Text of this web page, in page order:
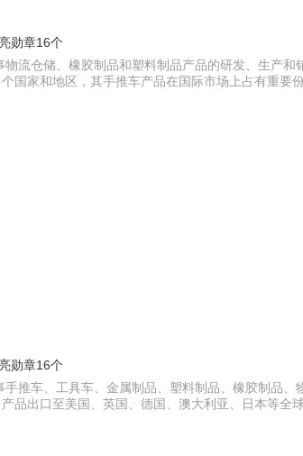
勋章16个
流仓储、橡胶制品和塑料制品产品的研发、生产
国家和地区，其手推车产品在国际市场上占有重要份
勋章16个
推车、工具车、金属制品、塑料制品、橡胶制品
品出口至美国、英国、德国、澳大利亚、日本等全